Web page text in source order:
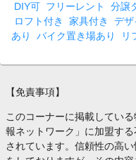
DIY可 フリーレント 分譲
ロフト付き
家具付き デザ
あり
バイク置き場あり リ
【免責事項】
このコーナーに掲載してい
報ネットワーク」に加盟す
されています。信頼性の高